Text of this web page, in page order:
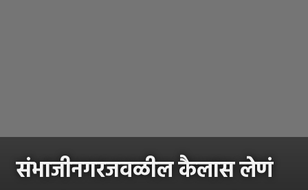
संभाजीनगरजवळील कैलास लेणं